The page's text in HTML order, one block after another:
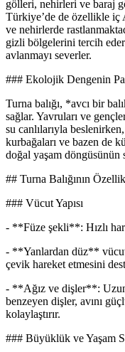
gölleri, nehirleri ve baraj
Türkiye’de de özellikle iç
ve nehirlerde
gizli bölgelerini tercih
avlanmayı severler.
### Ekolojik Dengenin
Turna balığı, *avcı bir
sağlar. Yavruları ve
su canlılarıyla
kurbağaları ve bazen de
doğal yaşam döngüsünün
## Turna Balığının
### Vücut Yapısı
- **Füze şekli**: Hızlı
- **Yanlardan düz**
çevik hareket etmesini
- **Ağız ve dişler**:
benzeyen dişler, avını
kolaylaştırır.
### Büyüklük ve Yaşam